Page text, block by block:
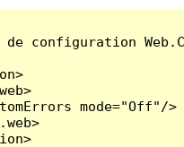
configuration
mode="Off"/>